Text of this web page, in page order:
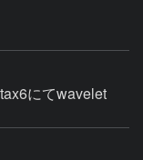
にてwavelet